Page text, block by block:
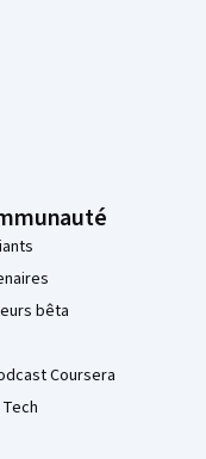
bêta
Coursera